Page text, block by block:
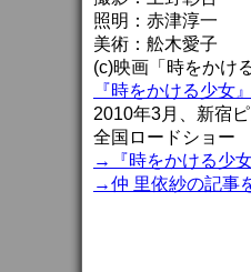
照明：赤津淳一
美術：舩木愛子
(c)映画「時をかけ
『時をかける少女』
2010年3月、新宿
全国ロードショー
→『時をかける少
→仲 里依紗の記事